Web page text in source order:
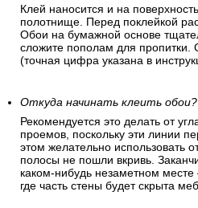
Клей наносится и на
полотнище. Перед поклейкой
Обои на бумажной основе
сложите пополам для пропитки.
(точная цифра указана в
Откуда начинать клеить обои?
Рекомендуется это делать от
проемов, поскольку эти линии
этом желательно использовать
полосы не пошли вкривь.
каком-нибудь незаметном
где часть стены будет скрыта